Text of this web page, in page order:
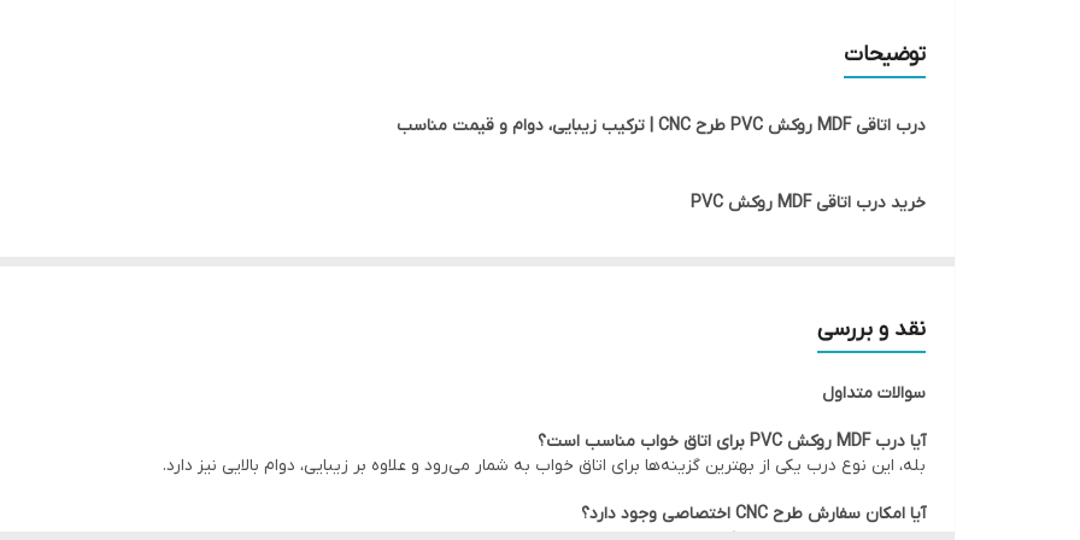
توضیحات
درب اتاقی MDF روکش PVC طرح CNC | ترکیب زیبایی، دوام و قیمت مناسب
خرید درب اتاقی MDF روکش PVC
جلوه‌ای خاص و لوکس به فضای داخلی ساختمان می‌بخشد.
اگر به دنبال خرید درب اتاقی مدرن، درب MDF CNC یا درب اتاق خواب با قیمت مناسب هستید، درب‌های MDF روکش PVC یکی از بهترین انتخاب‌های موجود در بازار محسوب می‌شوند.
ویژگی‌های درب MDF روکش PVC طرح CNC
نقد و بررسی
سوالات متداول
آیا درب MDF روکش PVC برای اتاق خواب مناسب است؟
بله، این نوع درب یکی از بهترین گزینه‌ها برای اتاق خواب به شمار می‌رود و علاوه بر زیبایی، دوام بالایی نیز دارد.
آیا امکان سفارش طرح CNC اختصاصی وجود دارد؟